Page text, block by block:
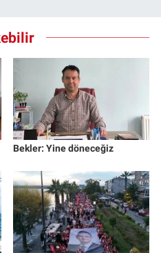
Bekler: Yine döneceğiz